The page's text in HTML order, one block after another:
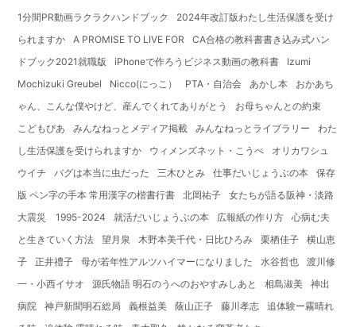
1分間PR動画ラクラクハンドブック
2024年改訂版わたし生活保護を受け
られますか
A PROMISE TO LIVE FOR
CA合格の教科書書き込み式ハン
ドブック2021就職版
iPhoneで作ろうビジネス動画の教科書
Izumi
Mochizuki Greubel
Nicco(にっこ） PTA・自治会 あかし本
おかあち
ゃん、こんな僕やけど、産んでくれてありがとう
お母ちゃんとの約束
こどもぴあ
みんなねっとメディア掲載 みんなねっとライブラリー
わた
し生活保護を受けられますか
ウィメンズネット・こうべ
オリカワシュ
ウイチ
バグは本当に虫だった 三木ひとみ 仕事だいじょうぶの本
保存
版 ペン字の手本 常用漢字の楷書行書
北岡祐子
女たちが語る阪神・淡路
大震災 1995-2024
就活だいじょうぶの本 広報紙の作り方
心病む夫
と生きていく方法
望月泉 木野本美千代・日比ひろみ 栗栖佳子
横山恵
子
正井禮子 母が若年性アルツハイマーになりました 水谷哲也
渡川修
一・小西イサオ
源氏物語 明石のうへのおやすみしあと 相島淑美
神出
病院
神戸新聞明石総局 義根益美 蔭山正子 藤川孝志
追体験ー霧晴れ